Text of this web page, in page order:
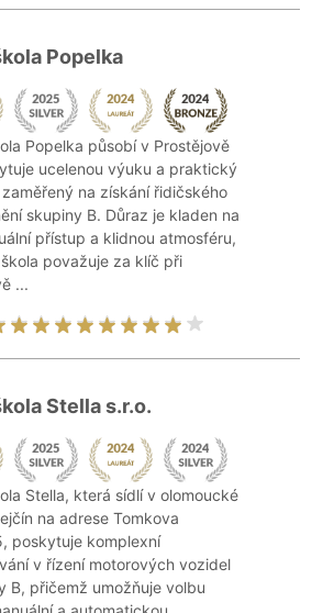
Popelka
Popelka působí v Prostějově
ucelenou výuku a praktický
na získání řidičského
skupiny B. Důraz je kladen na
přístup a klidnou atmosféru,
považuje za klíč při
...
Stella s.r.o.
Stella, která sídlí v olomoucké
na adrese Tomkova
poskytuje komplexní
v řízení motorových vozidel
B, přičemž umožňuje volbu